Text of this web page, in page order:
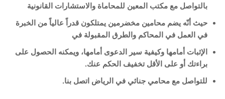
بالتواصل مع مكتب المعين للمحاماة والاستشارات القانونية
حيث أنّه يضم محامين مخضرمين يمتلكون قدراً عالياً من الخبرة
في العمل في المحاكم والطرق المقبولة في
الإثبات أمامها وكيفية سير الدعوى أمامها، ويمكنه الحصول على
براءتك أو على الأقل تخفيف الحكم عنك.
للتواصل مع محامي جنائي في الرياض اتصل بنا.